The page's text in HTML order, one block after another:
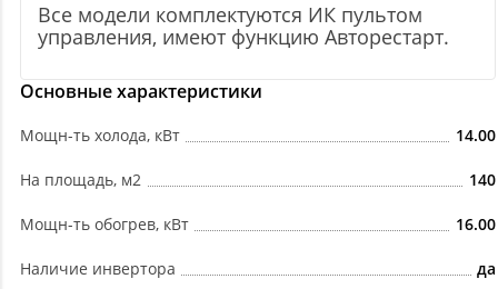
Все модели комплектуются ИК пультом
управления, имеют функцию Авторестарт.
Основные характеристики
Мощн-ть холода, кВт 14.00
На площадь, м2 140
Мощн-ть обогрев, кВт 16.00
Наличие инвертора да